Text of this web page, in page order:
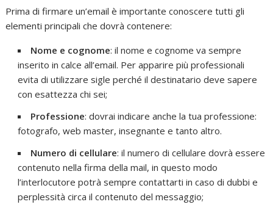
Prima di firmare un’email è importante conoscere tutti gli
elementi principali che dovrà contenere:
Nome e cognome: il nome e cognome va sempre
inserito in calce all’email. Per apparire più professionali
evita di utilizzare sigle perché il destinatario deve sapere
con esattezza chi sei;
Professione: dovrai indicare anche la tua professione:
fotografo, web master, insegnante e tanto altro.
Numero di cellulare: il numero di cellulare dovrà essere
contenuto nella firma della mail, in questo modo
l’interlocutore potrà sempre contattarti in caso di dubbi e
perplessità circa il contenuto del messaggio;